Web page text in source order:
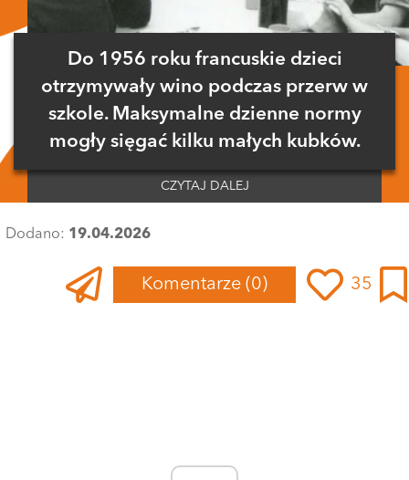
Do 1956 roku francuskie dzieci
otrzymywały wino podczas przerw w
szkole. Maksymalne dzienne normy
mogły sięgać kilku małych kubków.
CZYTAJ DALEJ
Dodano: 19.04.2026
Komentarze (0) 35